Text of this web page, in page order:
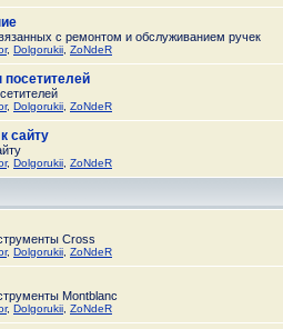
с ремонтом и обслуживанием ручек
, Dolgorukii ZoNdeR
, Dolgorukii ZoNdeR
сайту
, Dolgorukii ZoNdeR
Cross
, Dolgorukii ZoNdeR
Montblanc
, Dolgorukii ZoNdeR